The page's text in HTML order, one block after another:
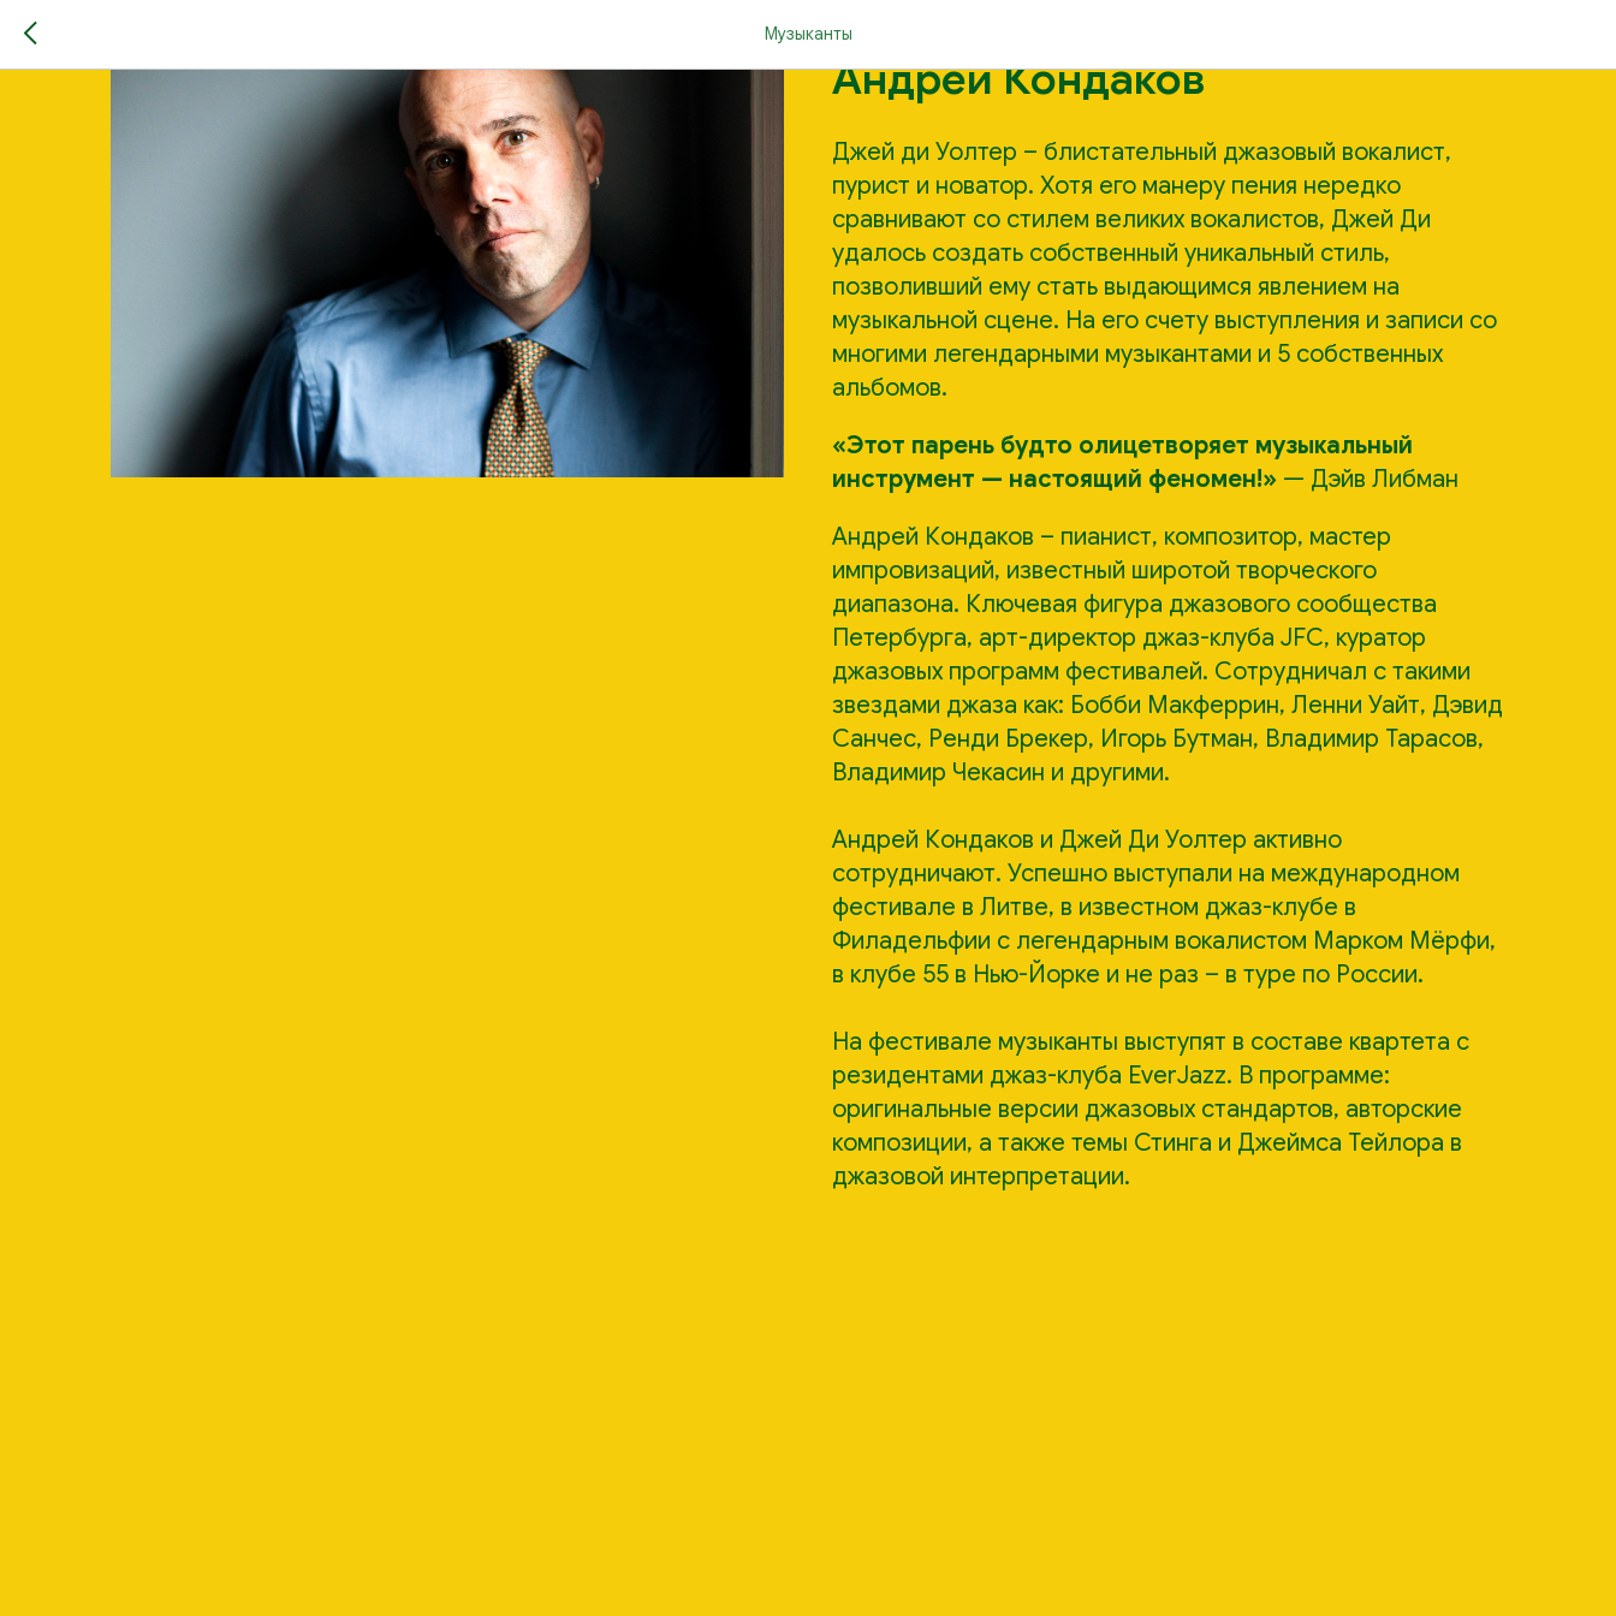
МузыкантыДжей Ди Уолтер (США) и
Андрей Кондаков
Джей ди Уолтер – блистательный джазовый вокалист,
пурист и новатор. Хотя его манеру пения нередко
сравнивают со стилем великих вокалистов, Джей Ди
удалось создать собственный уникальный стиль,
позволивший ему стать выдающимся явлением на
музыкальной сцене. На его счету выступления и записи со
многими легендарными музыкантами и 5 собственных
альбомов.
«Этот парень будто олицетворяет музыкальный
инструмент — настоящий феномен!» — Дэйв Либман
Андрей Кондаков – пианист, композитор, мастер
импровизаций, известный широтой творческого
диапазона. Ключевая фигура джазового сообщества
Петербурга, арт-директор джаз-клуба JFC, куратор
джазовых программ фестивалей. Сотрудничал с такими
звездами джаза как: Бобби Макферрин, Ленни Уайт, Дэвид
Санчес, Ренди Брекер, Игорь Бутман, Владимир Тарасов,
Владимир Чекасин и другими.
Андрей Кондаков и Джей Ди Уолтер активно
сотрудничают. Успешно выступали на международном
фестивале в Литве, в известном джаз-клубе в
Филадельфии с легендарным вокалистом Марком Мёрфи,
в клубе 55 в Нью-Йорке и не раз – в туре по России.
На фестивале музыканты выступят в составе квартета с
резидентами джаз-клуба EverJazz. В программе:
оригинальные версии джазовых стандартов, авторские
композиции, а также темы Стинга и Джеймса Тейлора в
джазовой интерпретации.